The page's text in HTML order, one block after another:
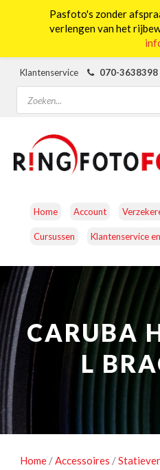
Klantenservice
070-3638398
Producten
zoeken
Home Account
Cursussen Klantenservice
CAMERA’S OBJECTIEVEN
NATUUROBSERVATIE MEDIA
STUDIOFOTOGRAFIE
CARUBA
L
Home /Accessoires /
Pasfoto's zonder
verlengen van het